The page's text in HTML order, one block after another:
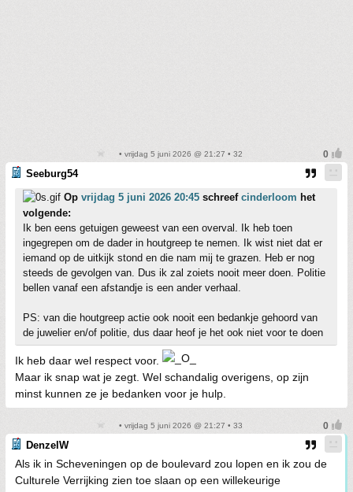
• vrijdag 5 juni 2026 @ 21:27 • 32
Seeburg54
Op vrijdag 5 juni 2026 20:45 schreef cinderloom het
volgende:
Ik ben eens getuigen geweest van een overval. Ik heb toen
ingegrepen om de dader in houtgreep te nemen. Ik wist niet dat er
iemand op de uitkijk stond en die nam mij te grazen. Heb er nog
steeds de gevolgen van. Dus ik zal zoiets nooit meer doen. Politie
bellen vanaf een afstandje is een ander verhaal.
PS: van die houtgreep actie ook nooit een bedankje gehoord van
de juwelier en/of politie, dus daar heof je het ook niet voor te doen
Ik heb daar wel respect voor.
Maar ik snap wat je zegt. Wel schandalig overigens, op zijn
minst kunnen ze je bedanken voor je hulp.
• vrijdag 5 juni 2026 @ 21:27 • 33
DenzelW
Als ik in Scheveningen op de boulevard zou lopen en ik zou de
Culturele Verrijking zien toe slaan op een willekeurige